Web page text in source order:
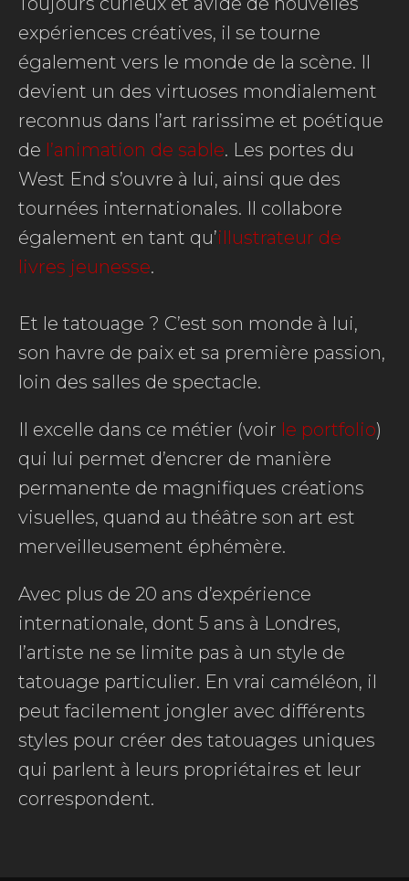
expériences créatives, il se tourne
également vers le monde de la scène. Il
devient un des virtuoses mondialement
reconnus dans l’art rarissime et poétique
de l’animation de sable. Les portes du
West End s’ouvre à lui, ainsi que des
tournées internationales. Il collabore
également en tant qu’illustrateur de
livres jeunesse.
Et le tatouage ? C’est son monde à lui,
son havre de paix et sa première passion,
loin des salles de spectacle.
Il excelle dans ce métier (voir le portfolio)
qui lui permet d’encrer de manière
permanente de magnifiques créations
visuelles, quand au théâtre son art est
merveilleusement éphémère.
Avec plus de 20 ans d’expérience
internationale, dont 5 ans à Londres,
l’artiste ne se limite pas à un style de
tatouage particulier. En vrai caméléon, il
peut facilement jongler avec différents
styles pour créer des tatouages uniques
qui parlent à leurs propriétaires et leur
correspondent.